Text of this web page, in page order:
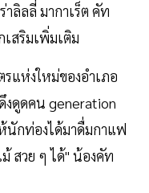
ลิลลี่ มากาเร็ต คัท
สริมเพิ่มเติม
แห่งใหม่ของอำเภอ
งดูดคน generation
นักท่องได้มาดื่มกาแฟ
สวย ๆ ได้" น้องคัท